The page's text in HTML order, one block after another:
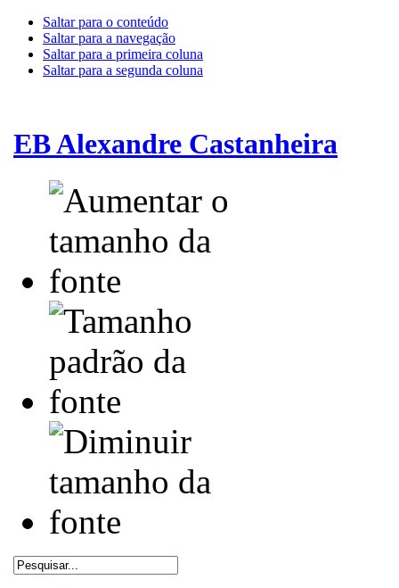
Saltar para o conteúdo
Saltar para a navegação
Saltar para a primeira coluna
Saltar para a segunda coluna
EB Alexandre Castanheira